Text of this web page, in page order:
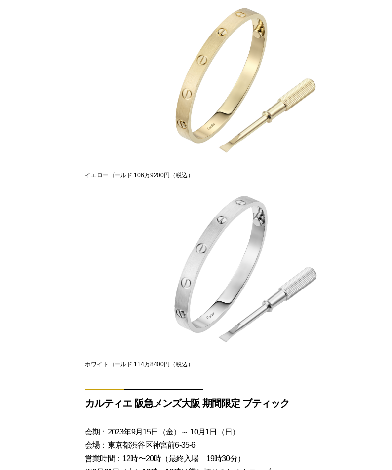
イエローゴールド 106万9200円（税込）
ホワイトゴールド 114万8400円（税込）
カルティエ 阪急メンズ大阪 期間限定 ブティック
会期：2023年9月15日（金）～ 10月1日（日）
会場：東京都渋谷区神宮前6-35-6
営業時間：12時〜20時（最終入場 19時30分）